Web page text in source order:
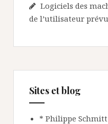
Logiciels des
de l’utilisateur
Sites et blog
* Philippe